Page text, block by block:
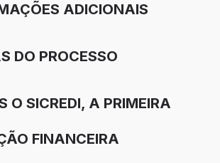
ADICIONAIS
DO PROCESSO
O SICREDI, A PRIMEIRA
FINANCEIRA